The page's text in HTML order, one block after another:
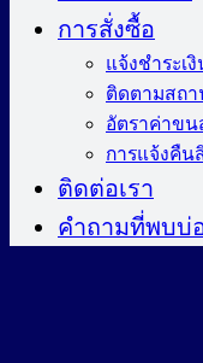
การสั่งซื้อ
แจ้งชำระเ
ติดตามสถา
อัตราค่าขน
การแจ้งคืน
ติดต่อเรา
คำถามที่พบบ่